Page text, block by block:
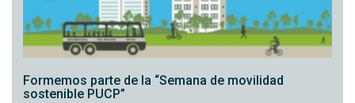
Formemos parte de la “Semana de movilidad
sostenible PUCP”